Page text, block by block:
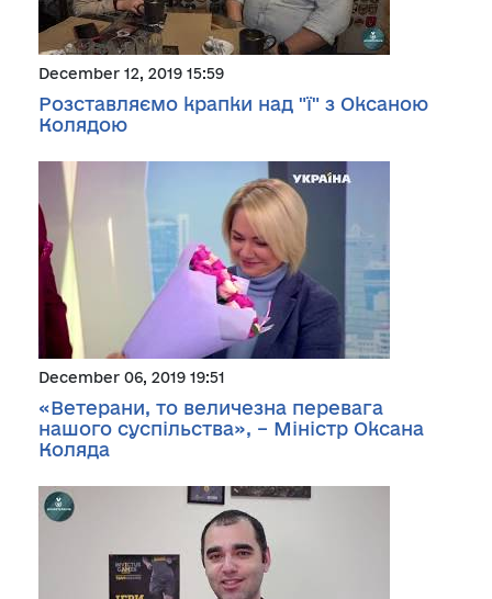
December 12, 2019 15:59
Розставляємо крапки над "ї" з Оксаною
Колядою
December 06, 2019 19:51
«Ветерани, то величезна перевага
нашого суспільства», – Міністр Оксана
Коляда